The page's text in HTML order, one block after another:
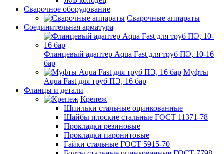
Сварочное оборудование
Сварочные аппараты
Соединительная арматура
Фланцевый адаптер Aqua Fast для труб ПЭ, 10-16
бар
Муфты
Aqua Fast для труб ПЭ, 16 бар
Фланцы и детали
Крепеж
Шпильки стальные оцинкованные
Шайбы плоские стальные ГОСТ 11371-78
Прокладки резиновые
Прокладки паронитовые
Гайки стальные ГОСТ 5915-70